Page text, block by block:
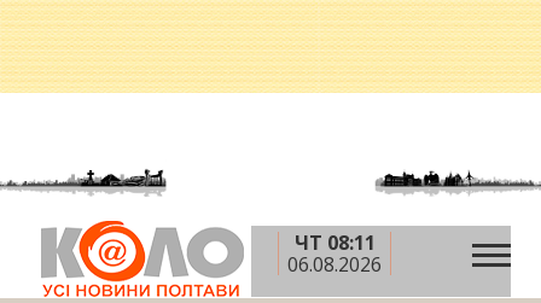
ЧТ 08:11
06.08.2026
Головна » Новини »
З 1 грудня ліки в аптеках
продаватимуться лише за рецептом